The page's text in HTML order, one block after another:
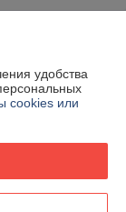
удобства
cookies или